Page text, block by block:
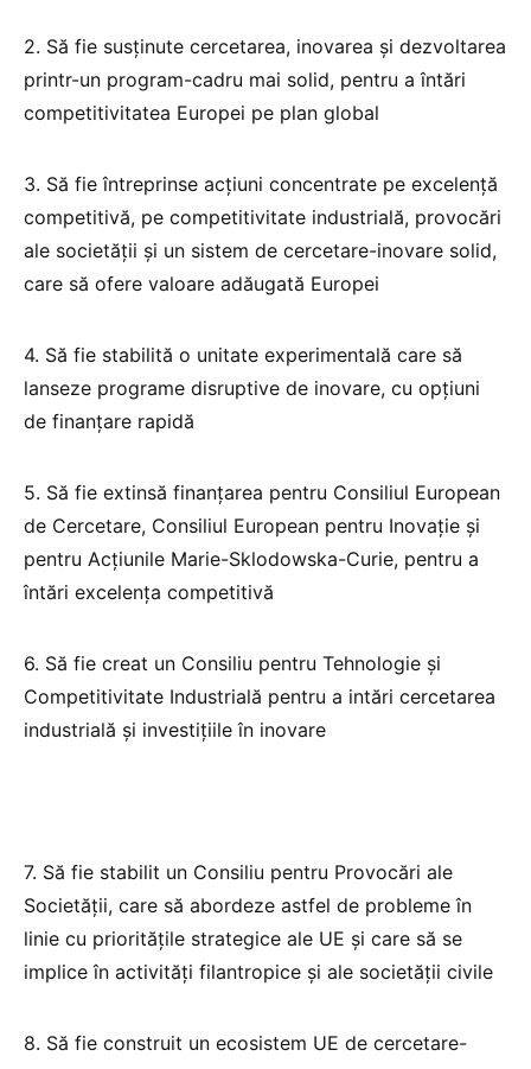
2. Să fie susținute cercetarea, inovarea și dezvoltarea
printr-un program-cadru mai solid, pentru a întări
competitivitatea Europei pe plan global
3. Să fie întreprinse acțiuni concentrate pe excelență
competitivă, pe competitivitate industrială, provocări
ale societății și un sistem de cercetare-inovare solid,
care să ofere valoare adăugată Europei
4. Să fie stabilită o unitate experimentală care să
lanseze programe disruptive de inovare, cu opțiuni
de finanțare rapidă
5. Să fie extinsă finanțarea pentru Consiliul European
de Cercetare, Consiliul European pentru Inovație și
pentru Acțiunile Marie-Sklodowska-Curie, pentru a
întări excelența competitivă
6. Să fie creat un Consiliu pentru Tehnologie și
Competitivitate Industrială pentru a intări cercetarea
industrială și investițiile în inovare
7. Să fie stabilit un Consiliu pentru Provocări ale
Societății, care să abordeze astfel de probleme în
linie cu prioritățile strategice ale UE și care să se
implice în activități filantropice și ale societății civile
8. Să fie construit un ecosistem UE de cercetare-